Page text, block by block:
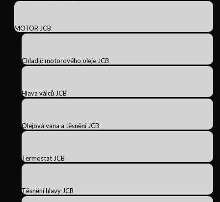
MOTOR JCB
Chladič motorového oleje JCB
Hlava válců JCB
Olejová vana a těsnění JCB
Termostat JCB
Těsnění hlavy JCB